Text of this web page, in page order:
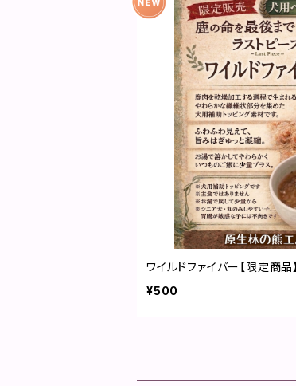
ワイルドファイバー【限定商品】
¥500